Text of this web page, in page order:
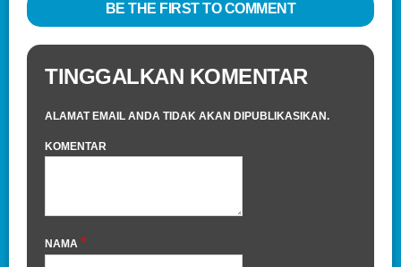
BE THE FIRST TO COMMENT
TINGGALKAN KOMENTAR
ALAMAT EMAIL ANDA TIDAK AKAN DIPUBLIKASIKAN.
KOMENTAR
NAMA *